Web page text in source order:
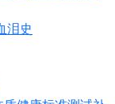
泪史